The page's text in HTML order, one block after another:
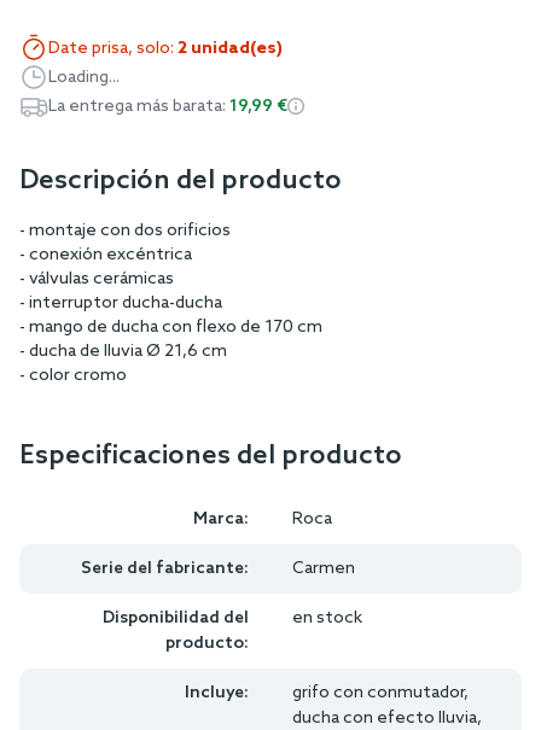
Date prisa, solo: 2 unidad(es)
Loading...
La entrega más barata: 19,99 €
Descripción del producto
- montaje con dos orificios
- conexión excéntrica
- válvulas cerámicas
- interruptor ducha-ducha
- mango de ducha con flexo de 170 cm
- ducha de lluvia Ø 21,6 cm
- color cromo
Especificaciones del producto
Marca: Roca
Serie del fabricante: Carmen
Disponibilidad del
producto:
en stock
Incluye:
grifo con conmutador,
ducha con efecto lluvia,